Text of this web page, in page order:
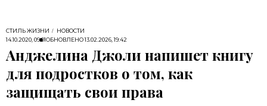
СТИЛЬ ЖИЗНИ
НОВОСТИ
14.10.2020, 09:01ОБНОВЛЕНО13.02.2026, 19:42
Анджелина Джоли напишет книгу
для подростков о том, как
защищать свои права